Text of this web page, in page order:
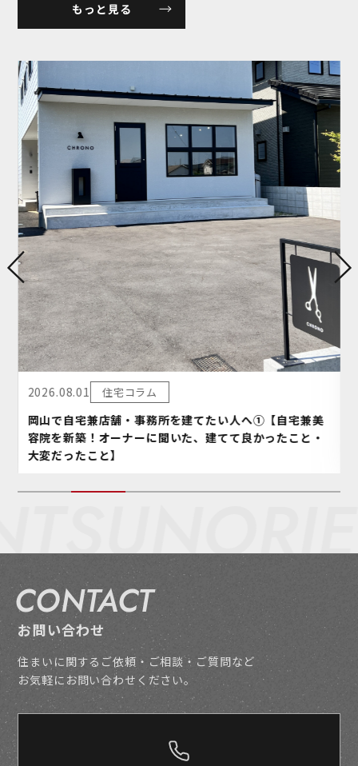
もっと見る
2026.07.14 スタッフブログ
夏季休業のおしらせ【2026】
CONTACT
お問い合わせ
住まいに関するご依頼・ご相談・ご質問など
お気軽にお問い合わせください。